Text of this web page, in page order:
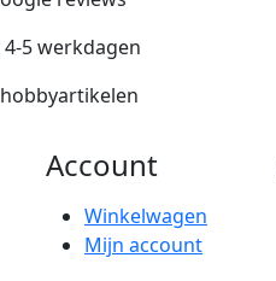
5 werkdagen
Account
Winkelwagen
Mijn account